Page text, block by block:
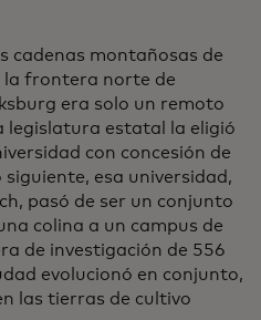
cadenas montañosas de
la frontera norte de
era solo un remoto
legislatura estatal la eligió
con concesión de
esa universidad,
pasó de ser un conjunto
colina a un campus de
de investigación de 556
evolucionó en conjunto,
las tierras de cultivo